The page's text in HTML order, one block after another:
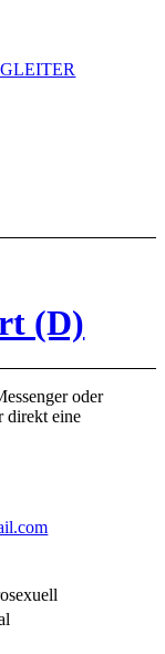
(D)
oder
direkt eine